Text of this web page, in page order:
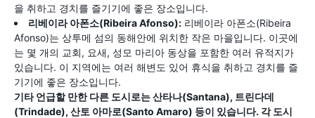
을 취하고 경치를 즐기기에 좋은 장소입니다.
리베이라 아폰소(Ribeira Afonso): 리베이라 아폰소(Ribeira
Afonso)는 상투메 섬의 동해안에 위치한 작은 마을입니다. 이곳에
는 몇 개의 교회, 요새, 성모 마리아 동상을 포함한 여러 유적지가
있습니다. 이 지역에는 여러 해변도 있어 휴식을 취하고 경치를 즐
기기에 좋은 장소입니다.
기타 언급할 만한 다른 도시로는 산타나(Santana), 트린다데
(Trindade), 산토 아마로(Santo Amaro) 등이 있습니다. 각 도시